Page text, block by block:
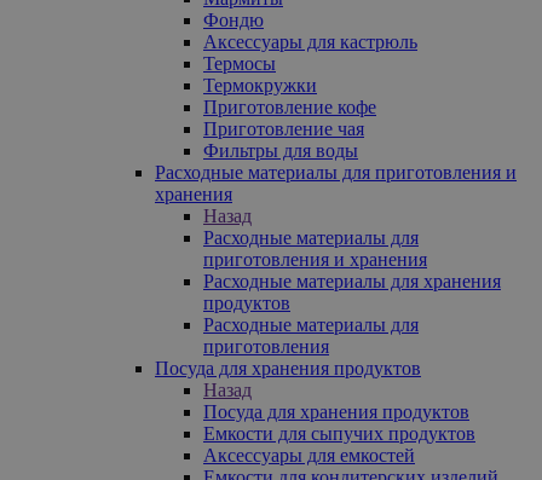
Фондю
Аксессуары для кастрюль
Термосы
Термокружки
Приготовление кофе
Приготовление чая
Фильтры для воды
Расходные материалы для приготовления и
хранения
Назад
Расходные материалы для
приготовления и хранения
Расходные материалы для хранения
продуктов
Расходные материалы для
приготовления
Посуда для хранения продуктов
Назад
Посуда для хранения продуктов
Емкости для сыпучих продуктов
Аксессуары для емкостей